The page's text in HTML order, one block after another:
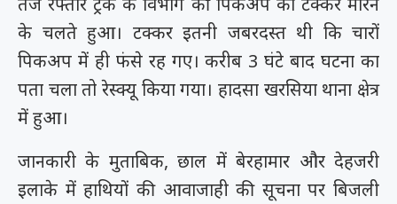
के चलते हुआ। टक्कर इतनी जबरदस्त थी कि चारों
पिकअप में ही फंसे रह गए। करीब 3 घंटे बाद घटना का
पता चला तो रेस्क्यू किया गया। हादसा खरसिया थाना क्षेत्र
में हुआ।
जानकारी के मुताबिक, छाल में बेरहामार और देहजरी
इलाके में हाथियों की आवाजाही की सूचना पर बिजली